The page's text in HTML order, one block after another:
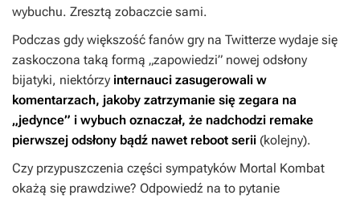
wybuchu. Zresztą zobaczcie sami.
Podczas gdy większość fanów gry na Twitterze wydaje się
zaskoczona taką formą „zapowiedzi” nowej odsłony
bijatyki, niektórzy internauci zasugerowali w
komentarzach, jakoby zatrzymanie się zegara na
„jedynce” i wybuch oznaczał, że nadchodzi remake
pierwszej odsłony bądź nawet reboot serii (kolejny).
Czy przypuszczenia części sympatyków Mortal Kombat
okażą się prawdziwe? Odpowiedź na to pytanie